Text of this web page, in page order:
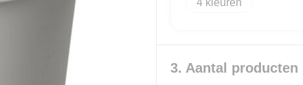
4
3. Aantal producten